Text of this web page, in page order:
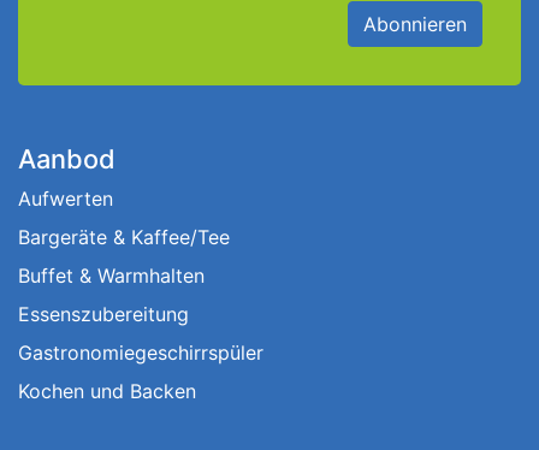
Abonnieren
Aanbod
Aufwerten
Bargeräte & Kaffee/Tee
Buffet & Warmhalten
Essenszubereitung
Gastronomiegeschirrspüler
Kochen und Backen